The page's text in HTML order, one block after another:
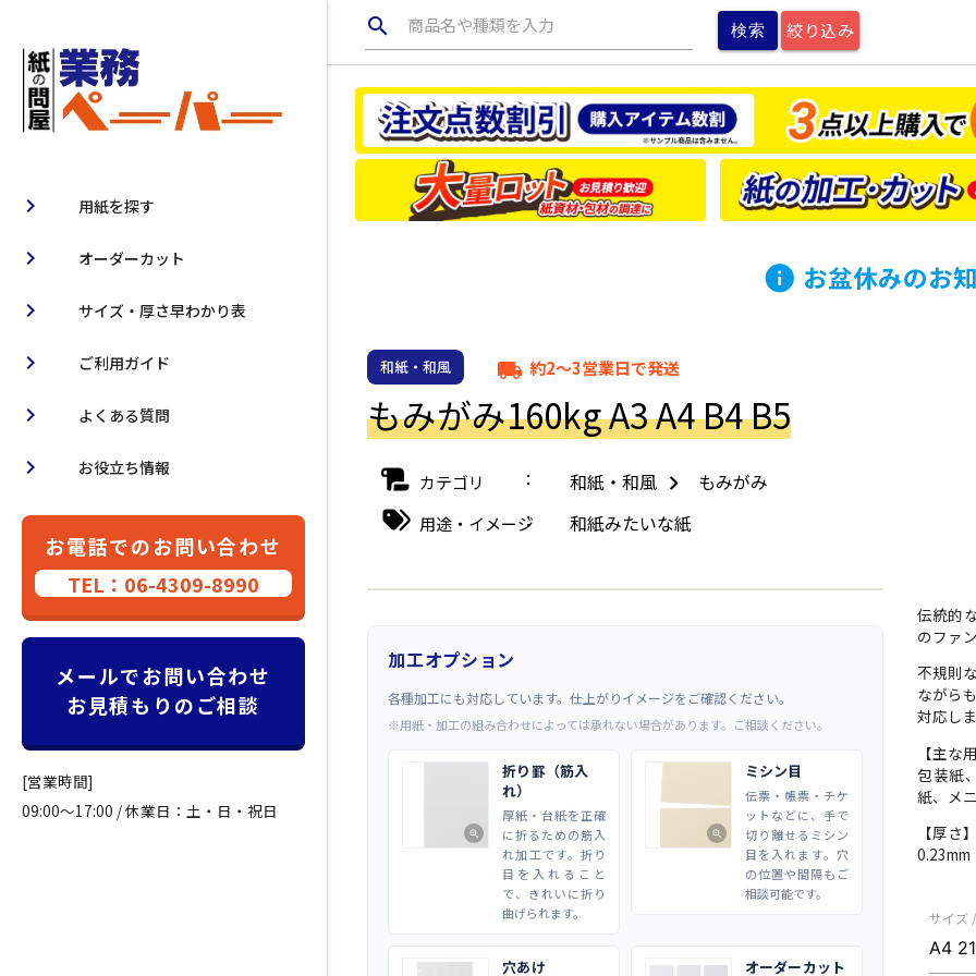
用紙を探す
chevron_right
オーダーカット
chevron_right
サイズ・厚さ早わかり表
chevron_right
ご利用ガイド
chevron_right
よくある質問
chevron_right
お役立ち情報
chevron_right
お電話でのお問い合わせ
TEL：06-4309-8990
メールでお問い合わせ
お見積もりのご相談
[営業時間]
09:00～17:00 / 休業日：土・日・祝日
search 商品名や種類を入力 絞り込み
info お盆休みのお
和紙・和風 local_shipping 約2～3営業日で発送
もみがみ160kg A3 A4 B4 B5
カテゴリ 和紙・和風 もみがみ
用途・イメージ 和紙みたいな紙
加工オプション
各種加工にも対応しています。仕上がりイメージをご確認ください。
※用紙・加工の組み合わせによっては承れない場合があります。ご相談ください。
zoom_in
折り罫（筋入
れ）
厚紙・台紙を正確
に折るための筋入
れ加工です。折り
目を入れること
で、きれいに折り
曲げられます。
zoom_in
ミシン目
伝票・帳票・チケ
ットなどに、手で
切り離せるミシン
目を入れます。穴
の位置や間隔もご
相談可能です。
穴あけ オーダーカット
伝統的
のファ
不規則
ながら
対応し
【主な
包装紙
紙、メ
【厚さ
サイズ